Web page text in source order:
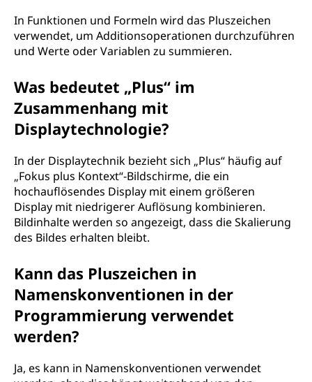
In Funktionen und Formeln wird das Pluszeichen
verwendet, um Additionsoperationen durchzuführen
und Werte oder Variablen zu summieren.
Was bedeutet „Plus“ im
Zusammenhang mit
Displaytechnologie?
In der Displaytechnik bezieht sich „Plus“ häufig auf
„Fokus plus Kontext“-Bildschirme, die ein
hochauflösendes Display mit einem größeren
Display mit niedrigerer Auflösung kombinieren.
Bildinhalte werden so angezeigt, dass die Skalierung
des Bildes erhalten bleibt.
Kann das Pluszeichen in
Namenskonventionen in der
Programmierung verwendet
werden?
Ja, es kann in Namenskonventionen verwendet